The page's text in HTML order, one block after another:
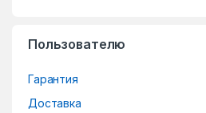
Пользователю
Гарантия
Доставка